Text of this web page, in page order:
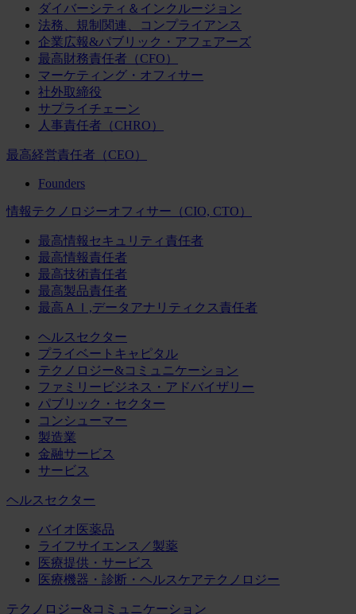
ダイバーシティ＆インクルージョン
法務、規制関連、コンプライアンス
企業広報&パブリック・アフェアーズ
最高財務責任者（CFO）
マーケティング・オフィサー
社外取締役
サプライチェーン
人事責任者（CHRO）
最高経営責任者（CEO）
Founders
情報テクノロジーオフィサー（CIO, CTO）
最高情報セキュリティ責任者
最高情報責任者
最高技術責任者
最高製品責任者
最高ＡＩ,データアナリティクス責任者
ヘルスセクター
プライベートキャピタル
テクノロジー&コミュニケーション
ファミリービジネス・アドバイザリー
パブリック・セクター
コンシューマー
製造業
金融サービス
サービス
ヘルスセクター
バイオ医薬品
ライフサイエンス／製薬
医療提供・サービス
医療機器・診断・ヘルスケアテクノロジー
テクノロジー&コミュニケーション